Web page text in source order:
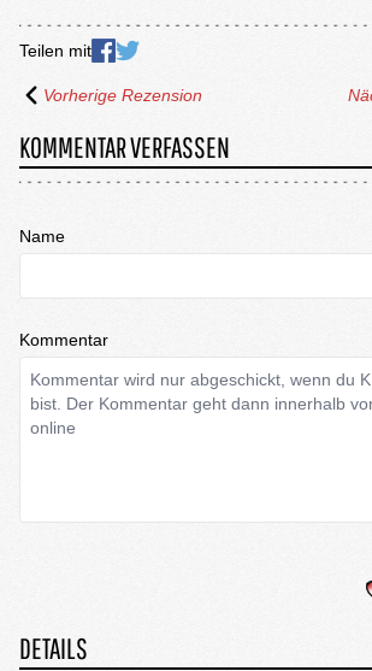
Teilen mit
Vorherige Rezension
KOMMENTAR VERFASSEN
Name
Kommentar
DETAILS